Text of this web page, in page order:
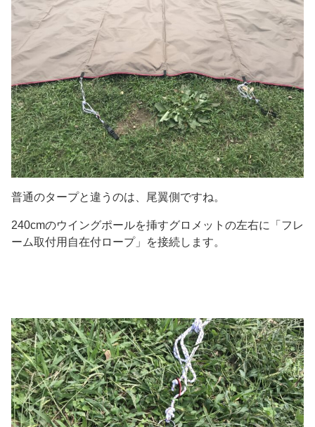
普通のタープと違うのは、尾翼側ですね。
240cmのウイングポールを挿すグロメットの左右に「フレ
ーム取付用自在付ロープ」を接続します。